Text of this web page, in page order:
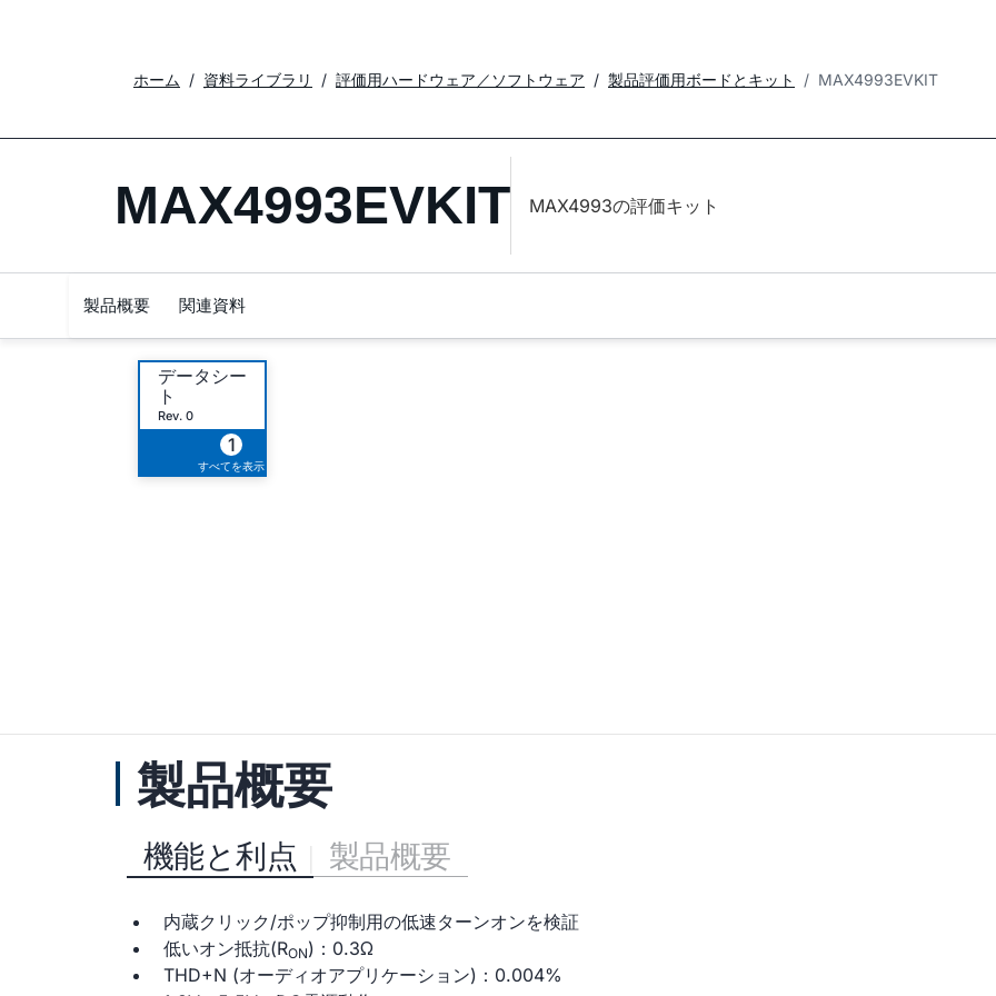
ホーム 資料ライブラリ 評価用ハードウェア／ソフトウェア 製品評価用ボードとキット MAX4993EVKIT
MAX4993EVKIT MAX4993の評価キット
製品概要 関連資料
データシー
ト
Rev. 0
1
すべてを表示
製品概要
機能と利点 製品概要
内蔵クリック/ポップ抑制用の低速ターンオンを検証
低いオン抵抗(RON)：0.3Ω
THD+N (オーディオアプリケーション)：0.004%